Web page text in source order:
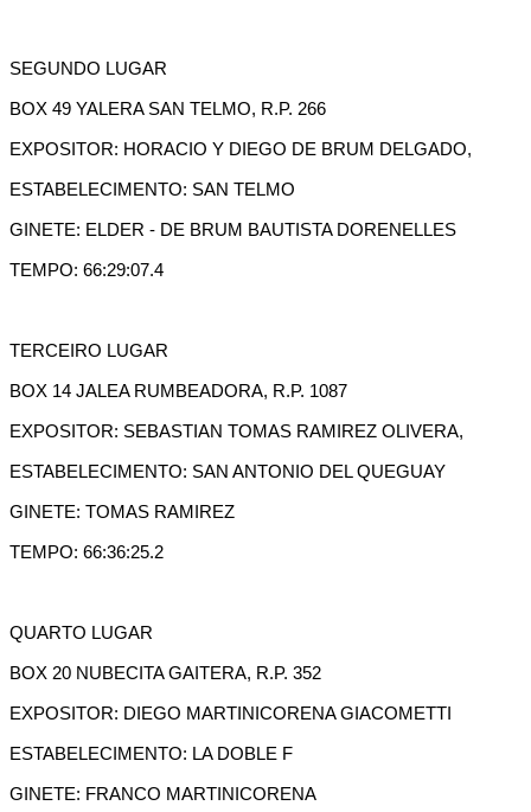
SEGUNDO LUGAR
BOX 49 YALERA SAN TELMO, R.P. 266
EXPOSITOR: HORACIO Y DIEGO DE BRUM DELGADO,
ESTABELECIMENTO: SAN TELMO
GINETE: ELDER - DE BRUM BAUTISTA DORENELLES
TEMPO: 66:29:07.4
TERCEIRO LUGAR
BOX 14 JALEA RUMBEADORA, R.P. 1087
EXPOSITOR: SEBASTIAN TOMAS RAMIREZ OLIVERA,
ESTABELECIMENTO: SAN ANTONIO DEL QUEGUAY
GINETE: TOMAS RAMIREZ
TEMPO: 66:36:25.2
QUARTO LUGAR
BOX 20 NUBECITA GAITERA, R.P. 352
EXPOSITOR: DIEGO MARTINICORENA GIACOMETTI
ESTABELECIMENTO: LA DOBLE F
GINETE: FRANCO MARTINICORENA